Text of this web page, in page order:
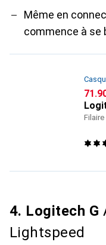
Même en
commence à se
CHF
Filaire
4. Logitech G
Lightspeed